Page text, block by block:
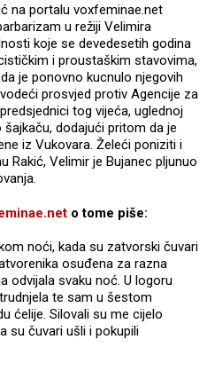
na portalu voxfeminae.net
u režiji Velimira
koje se devedesetih godina
i proustaškim stavovima,
je ponovno kucnulo njegovih
prosvjed protiv Agencije za
tog vijeća, uglednoj
šajkaču, dodajući pritom da je
iz Vukovara. Želeći poniziti i
Rakić, Velimir je Bujanec pljunuo
o tome piše:
noći, kada su zatvorski čuvari
osuđena za razna
odvijala svaku noć. U logoru
te sam u šestom
ćelije. Silovali su me cijelo
su čuvari ušli i pokupili